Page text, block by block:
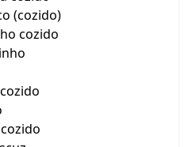
(cozido)
cozido